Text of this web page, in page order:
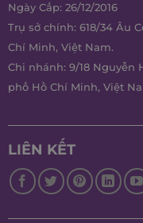
Ngày Cấp: 26/12/2016
Trụ sở chính: 618/34 Âu
Chí Minh, Việt Nam.
Chi nhánh: 9/18 Nguyễn
phố Hồ Chí Minh, Việt
LIÊN KẾT